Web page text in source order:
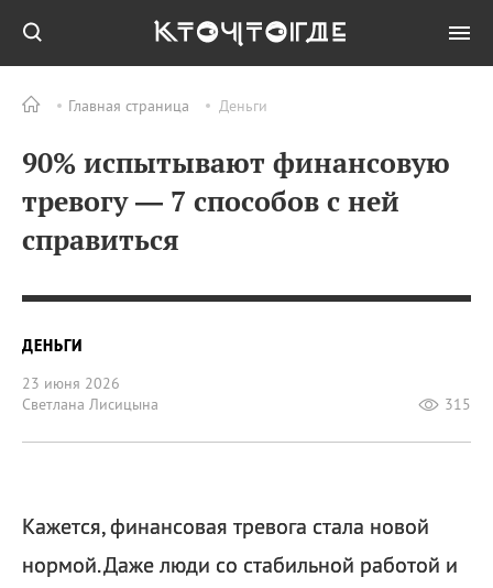
Главная страница Деньги
90% испытывают финансовую
тревогу — 7 способов с ней
справиться
ДЕНЬГИ
23 июня 2026
Светлана Лисицына
315
Кажется, финансовая тревога стала новой
нормой. Даже люди со стабильной работой и